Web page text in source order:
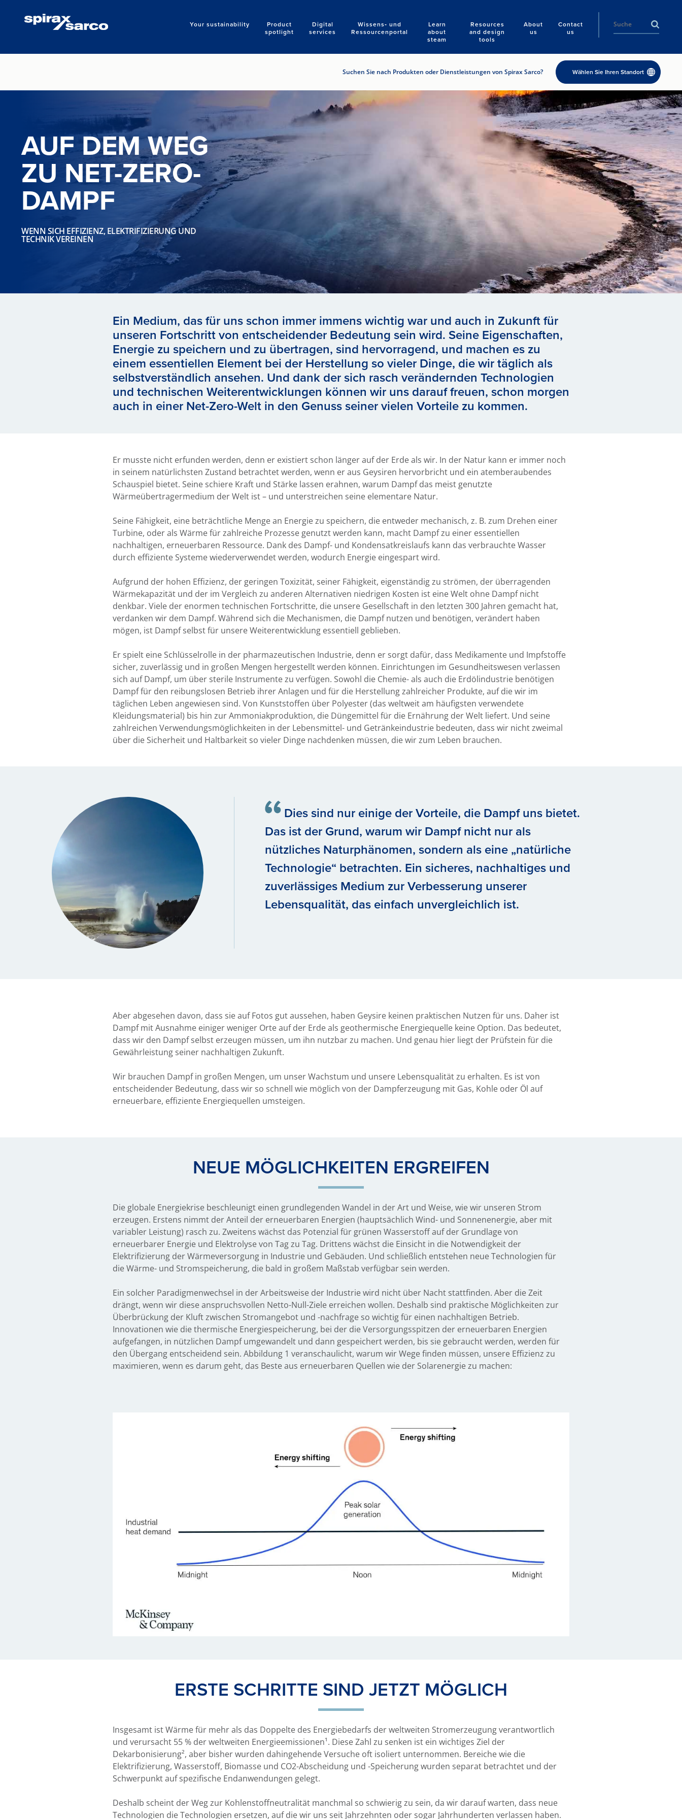
Your sustainability
Product
spotlight
Digital
services
Wissens‑ und
Ressourcenportal
Learn
about
steam
Resources
and design
tools
About
us
Contact
us
Search
Suchen Sie nach Produkten oder Dienstleistungen von Spirax Sarco? Wählen Sie Ihren Standort
AUF DEM WEG
ZU NET-ZERO-
DAMPF
WENN SICH EFFIZIENZ, ELEKTRIFIZIERUNG UND
TECHNIK VEREINEN
Ein Medium, das für uns schon immer immens wichtig war und auch in Zukunft für
unseren Fortschritt von entscheidender Bedeutung sein wird. Seine Eigenschaften,
Energie zu speichern und zu übertragen, sind hervorragend, und machen es zu
einem essentiellen Element bei der Herstellung so vieler Dinge, die wir täglich als
selbstverständlich ansehen. Und dank der sich rasch verändernden Technologien
und technischen Weiterentwicklungen können wir uns darauf freuen, schon morgen
auch in einer Net-Zero-Welt in den Genuss seiner vielen Vorteile zu kommen.
Er musste nicht erfunden werden, denn er existiert schon länger auf der Erde als wir. In der Natur kann er immer noch
in seinem natürlichsten Zustand betrachtet werden, wenn er aus Geysiren hervorbricht und ein atemberaubendes
Schauspiel bietet. Seine schiere Kraft und Stärke lassen erahnen, warum Dampf das meist genutzte
Wärmeübertragermedium der Welt ist – und unterstreichen seine elementare Natur.
Seine Fähigkeit, eine beträchtliche Menge an Energie zu speichern, die entweder mechanisch, z. B. zum Drehen einer
Turbine, oder als Wärme für zahlreiche Prozesse genutzt werden kann, macht Dampf zu einer essentiellen
nachhaltigen, erneuerbaren Ressource. Dank des Dampf- und Kondensatkreislaufs kann das verbrauchte Wasser
durch effiziente Systeme wiederverwendet werden, wodurch Energie eingespart wird.
Aufgrund der hohen Effizienz, der geringen Toxizität, seiner Fähigkeit, eigenständig zu strömen, der überragenden
Wärmekapazität und der im Vergleich zu anderen Alternativen niedrigen Kosten ist eine Welt ohne Dampf nicht
denkbar. Viele der enormen technischen Fortschritte, die unsere Gesellschaft in den letzten 300 Jahren gemacht hat,
verdanken wir dem Dampf. Während sich die Mechanismen, die Dampf nutzen und benötigen, verändert haben
mögen, ist Dampf selbst für unsere Weiterentwicklung essentiell geblieben.
Er spielt eine Schlüsselrolle in der pharmazeutischen Industrie, denn er sorgt dafür, dass Medikamente und Impfstoffe
sicher, zuverlässig und in großen Mengen hergestellt werden können. Einrichtungen im Gesundheitswesen verlassen
sich auf Dampf, um über sterile Instrumente zu verfügen. Sowohl die Chemie- als auch die Erdölindustrie benötigen
Dampf für den reibungslosen Betrieb ihrer Anlagen und für die Herstellung zahlreicher Produkte, auf die wir im
täglichen Leben angewiesen sind. Von Kunststoffen über Polyester (das weltweit am häufigsten verwendete
Kleidungsmaterial) bis hin zur Ammoniakproduktion, die Düngemittel für die Ernährung der Welt liefert. Und seine
zahlreichen Verwendungsmöglichkeiten in der Lebensmittel- und Getränkeindustrie bedeuten, dass wir nicht zweimal
über die Sicherheit und Haltbarkeit so vieler Dinge nachdenken müssen, die wir zum Leben brauchen.
Dies sind nur einige der Vorteile, die Dampf uns bietet.
Das ist der Grund, warum wir Dampf nicht nur als
nützliches Naturphänomen, sondern als eine „natürliche
Technologie“ betrachten. Ein sicheres, nachhaltiges und
zuverlässiges Medium zur Verbesserung unserer
Lebensqualität, das einfach unvergleichlich ist.
Aber abgesehen davon, dass sie auf Fotos gut aussehen, haben Geysire keinen praktischen Nutzen für uns. Daher ist
Dampf mit Ausnahme einiger weniger Orte auf der Erde als geothermische Energiequelle keine Option. Das bedeutet,
dass wir den Dampf selbst erzeugen müssen, um ihn nutzbar zu machen. Und genau hier liegt der Prüfstein für die
Gewährleistung seiner nachhaltigen Zukunft.
Wir brauchen Dampf in großen Mengen, um unser Wachstum und unsere Lebensqualität zu erhalten. Es ist von
entscheidender Bedeutung, dass wir so schnell wie möglich von der Dampferzeugung mit Gas, Kohle oder Öl auf
erneuerbare, effiziente Energiequellen umsteigen.
NEUE MÖGLICHKEITEN ERGREIFEN
Die globale Energiekrise beschleunigt einen grundlegenden Wandel in der Art und Weise, wie wir unseren Strom
erzeugen. Erstens nimmt der Anteil der erneuerbaren Energien (hauptsächlich Wind- und Sonnenenergie, aber mit
variabler Leistung) rasch zu. Zweitens wächst das Potenzial für grünen Wasserstoff auf der Grundlage von
erneuerbarer Energie und Elektrolyse von Tag zu Tag. Drittens wächst die Einsicht in die Notwendigkeit der
Elektrifizierung der Wärmeversorgung in Industrie und Gebäuden. Und schließlich entstehen neue Technologien für
die Wärme- und Stromspeicherung, die bald in großem Maßstab verfügbar sein werden.
Ein solcher Paradigmenwechsel in der Arbeitsweise der Industrie wird nicht über Nacht stattfinden. Aber die Zeit
drängt, wenn wir diese anspruchsvollen Netto-Null-Ziele erreichen wollen. Deshalb sind praktische Möglichkeiten zur
Überbrückung der Kluft zwischen Stromangebot und -nachfrage so wichtig für einen nachhaltigen Betrieb.
Innovationen wie die thermische Energiespeicherung, bei der die Versorgungsspitzen der erneuerbaren Energien
aufgefangen, in nützlichen Dampf umgewandelt und dann gespeichert werden, bis sie gebraucht werden, werden für
den Übergang entscheidend sein. Abbildung 1 veranschaulicht, warum wir Wege finden müssen, unsere Effizienz zu
maximieren, wenn es darum geht, das Beste aus erneuerbaren Quellen wie der Solarenergie zu machen:
ERSTE SCHRITTE SIND JETZT MÖGLICH
Insgesamt ist Wärme für mehr als das Doppelte des Energiebedarfs der weltweiten Stromerzeugung verantwortlich
und verursacht 55 % der weltweiten Energieemissionen¹. Diese Zahl zu senken ist ein wichtiges Ziel der
Dekarbonisierung², aber bisher wurden dahingehende Versuche oft isoliert unternommen. Bereiche wie die
Elektrifizierung, Wasserstoff, Biomasse und CO2-Abscheidung und -Speicherung wurden separat betrachtet und der
Schwerpunkt auf spezifische Endanwendungen gelegt.
Deshalb scheint der Weg zur Kohlenstoffneutralität manchmal so schwierig zu sein, da wir darauf warten, dass neue
Technologien die Technologien ersetzen, auf die wir uns seit Jahrzehnten oder sogar Jahrhunderten verlassen haben.